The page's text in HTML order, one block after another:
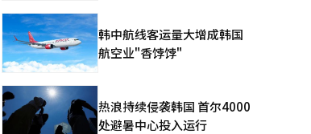
韩中航线客运量大增成韩国
航空业"香饽饽"
热浪持续侵袭韩国 首尔4000
处避暑中心投入运行